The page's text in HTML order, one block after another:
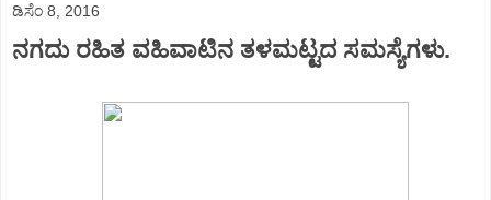
ಡಿಸೆಂ 8, 2016
ನಗದು ರಹಿತ ವಹಿವಾಟಿನ ತಳಮಟ್ಟದ ಸಮಸ್ಯೆಗಳು.